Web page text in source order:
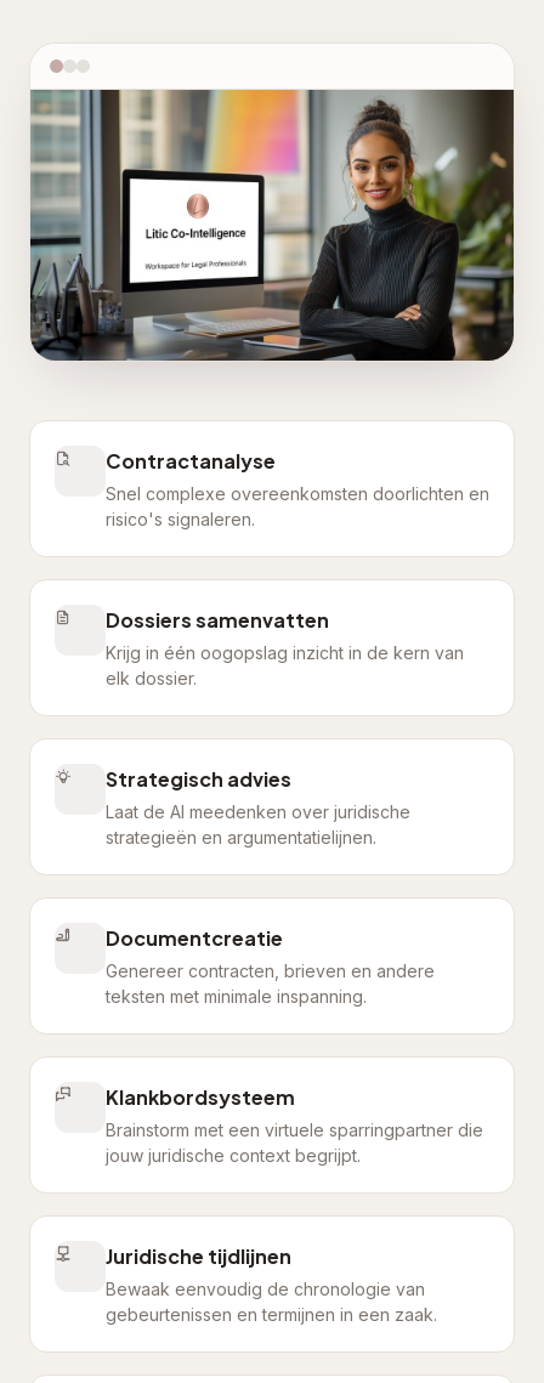
Contractanalyse
Snel complexe overeenkomsten doorlichten en
risico's signaleren.
Dossiers samenvatten
Krijg in één oogopslag inzicht in de kern van
elk dossier.
Strategisch advies
Laat de AI meedenken over juridische
strategieën en argumentatielijnen.
Documentcreatie
Genereer contracten, brieven en andere
teksten met minimale inspanning.
Klankbordsysteem
Brainstorm met een virtuele sparringpartner die
jouw juridische context begrijpt.
Juridische tijdlijnen
Bewaak eenvoudig de chronologie van
gebeurtenissen en termijnen in een zaak.